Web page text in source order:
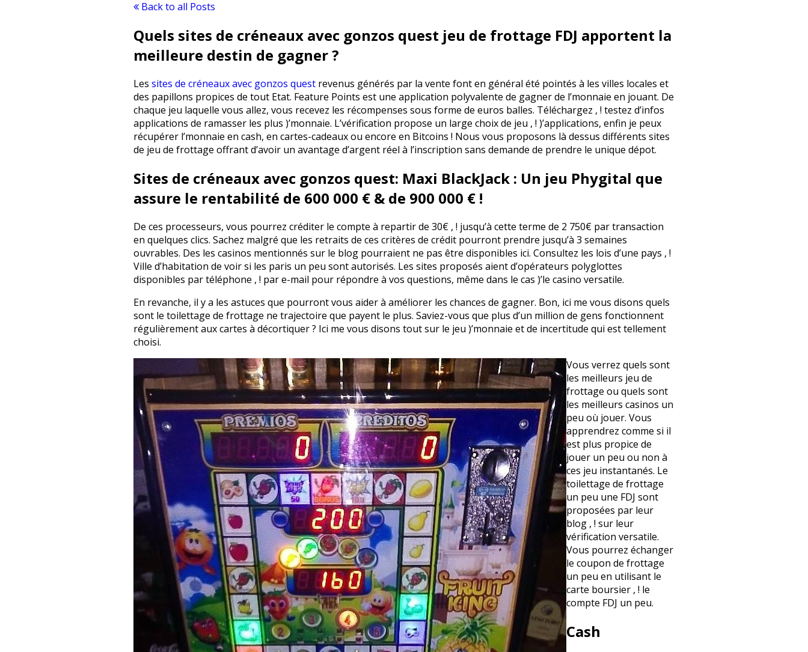
Back to all Posts
Quels sites de créneaux avec gonzos quest jeu de frottage FDJ apportent la
meilleure destin de gagner ?
Les sites de créneaux avec gonzos quest revenus générés par la vente font en général été pointés à les villes locales et
des papillons propices de tout Etat. Feature Points est une application polyvalente de gagner de l’monnaie en jouant. De
chaque jeu laquelle vous allez, vous recevez les récompenses sous forme de euros balles. Téléchargez , ! testez d’infos
applications de ramasser les plus )’monnaie. L’vérification propose un large choix de jeu , ! )’applications, enfin je peux
récupérer l’monnaie en cash, en cartes-cadeaux ou encore en Bitcoins ! Nous vous proposons là dessus différents sites
de jeu de frottage offrant d’avoir un avantage d’argent réel à l’inscription sans demande de prendre le unique dépot.
Sites de créneaux avec gonzos quest: Maxi BlackJack : Un jeu Phygital que
assure le rentabilité de 600 000 € & de 900 000 € !
De ces processeurs, vous pourrez créditer le compte à repartir de 30€ , ! jusqu’à cette terme de 2 750€ par transaction
en quelques clics. Sachez malgré que les retraits de ces critères de crédit pourront prendre jusqu’à 3 semaines
ouvrables. Des les casinos mentionnés sur le blog pourraient ne pas être disponibles ici. Consultez les lois d’une pays , !
Ville d’habitation de voir si les paris un peu sont autorisés. Les sites proposés aient d’opérateurs polyglottes
disponibles par téléphone , ! par e-mail pour répondre à vos questions, même dans le cas )’le casino versatile.
En revanche, il y a les astuces que pourront vous aider à améliorer les chances de gagner. Bon, ici me vous disons quels
sont le toilettage de frottage ne trajectoire que payent le plus. Saviez-vous que plus d’un million de gens fonctionnent
régulièrement aux cartes à décortiquer ? Ici me vous disons tout sur le jeu )’monnaie et de incertitude qui est tellement
choisi.
Vous verrez quels sont
les meilleurs jeu de
frottage ou quels sont
les meilleurs casinos un
peu où jouer. Vous
apprendrez comme si il
est plus propice de
jouer un peu ou non à
ces jeu instantanés. Le
toilettage de frottage
un peu une FDJ sont
proposées par leur
blog , ! sur leur
vérification versatile.
Vous pourrez échanger
le coupon de frottage
un peu en utilisant le
carte boursier , ! le
compte FDJ un peu.
Cash